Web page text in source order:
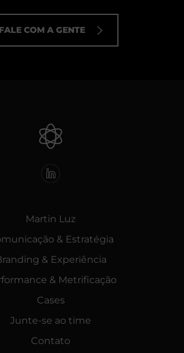
FALE COM A GENTE
Martin Luz
& Estratégia
& Experiência
& Metrificação
Cases
Junte-se ao time
Contato